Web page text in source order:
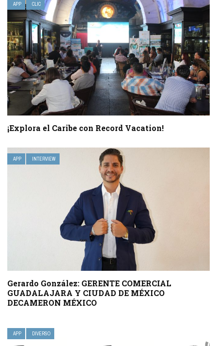
APP CLIC
¡Explora el Caribe con Record Vacation!
APP INTERVIEW
Gerardo González: GERENTE COMERCIAL
GUADALAJARA Y CIUDAD DE MÉXICO
DECAMERON MÉXICO
APP DIVERSO